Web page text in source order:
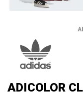
ADICOLOR